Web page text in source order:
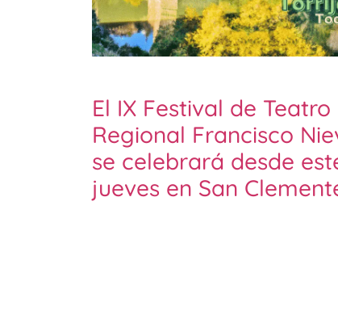
El IX Festival de Teatro
Regional Francisco
se celebrará desde
jueves en San